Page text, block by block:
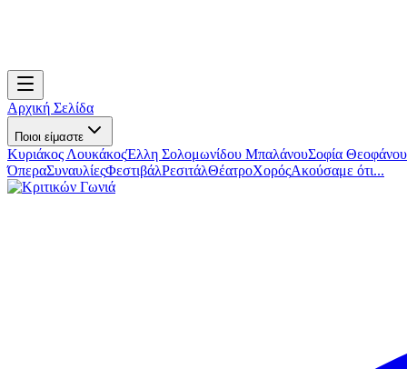
Αρχική Σελίδα
Ποιοι είμαστε
Κυριάκος ΛουκάκοςΈλλη Σολομωνίδου ΜπαλάνουΣοφία
ΌπεραΣυναυλίεςΦεστιβάλΡεσιτάλΘέατροΧορόςΑκούσαμε ότι...